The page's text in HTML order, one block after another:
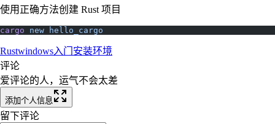
使用正确方法创建 Rust 项目
cargo new hello_cargo
Rustwindows入门 安装环境
评论
爱评论的人，运气不会太差
添加个人信息
留下评论